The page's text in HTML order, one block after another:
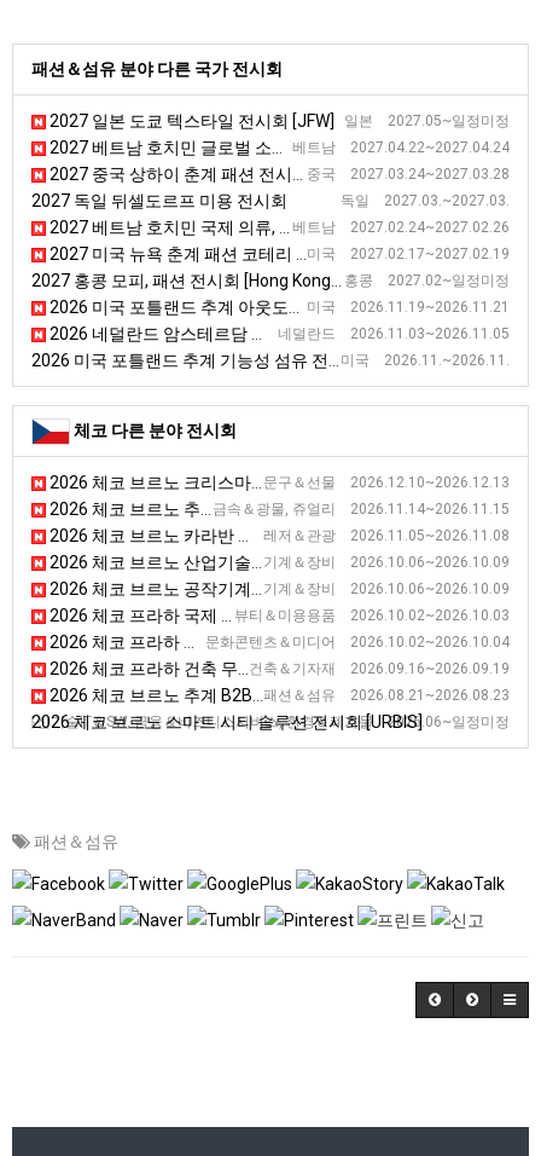
패션＆섬유 분야 다른 국가 전시회
일본 2027.05~일정미정
2027 일본 도쿄 텍스타일 전시회 [JFW]
베트남 2027.04.22~2027.04.24
2027 베트남 호치민 글로벌 소싱페어 전시회
중국 2027.03.24~2027.03.28
2027 중국 상하이 춘계 패션 전시회
독일 2027.03.~2027.03.
2027 독일 뒤셀도르프 미용 전시회
베트남 2027.02.24~2027.02.26
2027 베트남 호치민 국제 의류, 섬유 및 섬유 기술 무역 전시회
미국 2027.02.17~2027.02.19
2027 미국 뉴욕 춘계 패션 코테리 전시회
홍콩 2027.02~일정미정
2027 홍콩 모피, 패션 전시회 [Hong Kong International Fur & Fashion Fair]
미국 2026.11.19~2026.11.21
2026 미국 포틀랜드 추계 아웃도어스포츠 기능성 섬유 박람회
네덜란드 2026.11.03~2026.11.05
2026 네덜란드 암스테르담 섬유패션 국제스포츠용품 전시회
미국 2026.11.~2026.11.
2026 미국 포틀랜드 추계 기능성 섬유 전시회
체코 다른 분야 전시회
문구＆선물 2026.12.10~2026.12.13
2026 체코 브르노 크리스마스 전시회 [Christmas Market]
금속＆광물, 쥬얼리 2026.11.14~2026.11.15
2026 체코 브르노 추계 광물 및 보석 제품 전시회 [Minerals Brno]
레저＆관광 2026.11.05~2026.11.08
2026 체코 브르노 카라반 전시회
기계＆장비 2026.10.06~2026.10.09
2026 체코 브르노 산업기술 전시회 [MSV]
기계＆장비 2026.10.06~2026.10.09
2026 체코 브르노 공작기계 전시회 [IMT]
뷰티＆미용용품 2026.10.02~2026.10.03
2026 체코 프라하 국제 뷰티 전시회 [FOR BEAUTY]
문화콘텐츠＆미디어 2026.10.02~2026.10.04
2026 체코 프라하 게임 전시회 [FOR GAMES]
건축＆기자재 2026.09.16~2026.09.19
2026 체코 프라하 건축 무역 전시회 [FOR ARCH]
패션＆섬유 2026.08.21~2026.08.23
2026 체코 브르노 추계 B2B 신발, 가죽 전시회 [KABO]
보통신기술IT＆SW, 금융＆비즈니스서비스, 환경＆폐기물 2026.06~일정미정
2026 체코 브르노 스마트 시티 솔루션 전시회 [URBIS]
패션＆섬유